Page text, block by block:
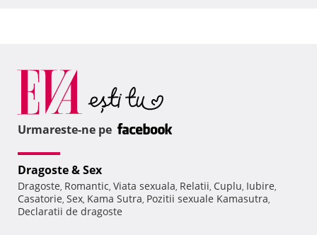
Urmareste-ne pe
Dragoste & Sex
Dragoste, Romantic, Viata sexuala, Relatii, Cuplu, Iubire,
Casatorie, Sex, Kama Sutra, Pozitii sexuale Kamasutra,
Declaratii de dragoste